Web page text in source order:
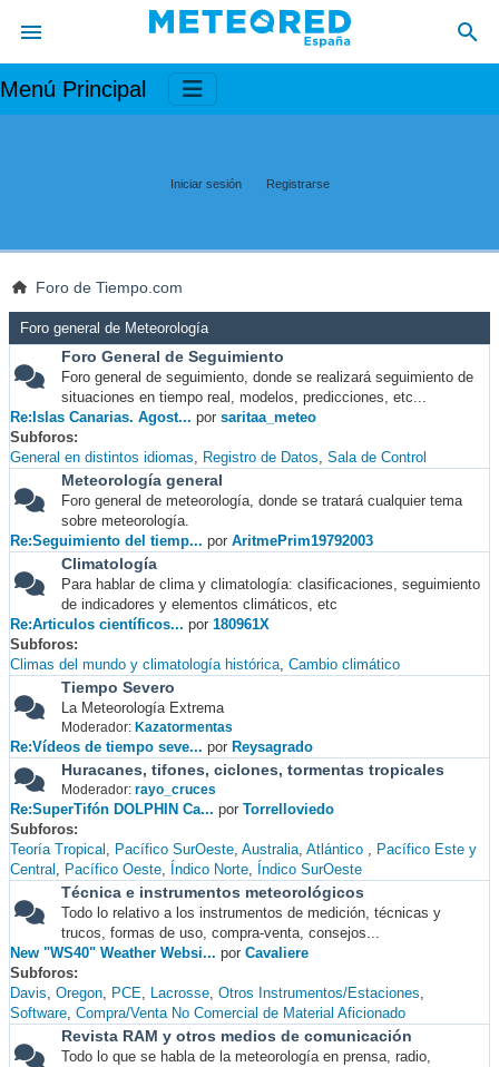
Menú Principal
Iniciar sesión Registrarse
Foro de Tiempo.com
Foro general de Meteorología
Foro General de Seguimiento
Foro general de seguimiento, donde se realizará seguimiento de
situaciones en tiempo real, modelos, predicciones, etc...
Re:Islas Canarias. Agost... por saritaa_meteo
Subforos
General en distintos idiomas
Registro de Datos Sala de Control
Meteorología general
Foro general de meteorología, donde se tratará cualquier tema
sobre meteorología.
Re:Seguimiento del tiemp... por AritmePrim19792003
Climatología
Para hablar de clima y climatología: clasificaciones, seguimiento
de indicadores y elementos climáticos, etc
Re:Articulos científicos... por 180961X
Subforos
Climas del mundo y climatología histórica Cambio climático
Tiempo Severo
La Meteorología Extrema
Moderador: Kazatormentas
Re:Vídeos de tiempo seve... por Reysagrado
Huracanes, tifones, ciclones, tormentas tropicales
Moderador: rayo_cruces
Re:SuperTifón DOLPHIN Ca... por Torrelloviedo
Subforos
Teoría Tropical
Pacífico SurOeste Australia Atlántico
Pacífico Este y
Central
Pacífico Oeste Índico Norte Índico SurOeste
Técnica e instrumentos meteorológicos
Todo lo relativo a los instrumentos de medición, técnicas y
trucos, formas de uso, compra-venta, consejos...
New "WS40" Weather Websi... por Cavaliere
Subforos
Davis Oregon PCE Lacrosse Otros Instrumentos/Estaciones
Software Compra/Venta No Comercial de Material Aficionado
Revista RAM y otros medios de comunicación
Todo lo que se habla de la meteorología en prensa, radio,